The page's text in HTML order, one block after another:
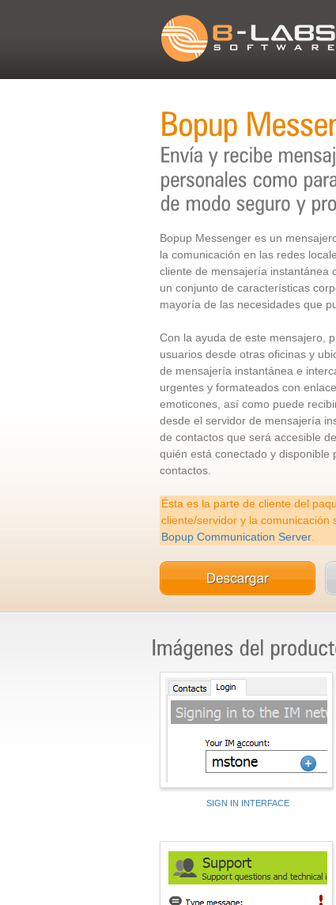
Bopup Messenger es un
la comunicación en las redes
cliente de mensajería instantánea
un conjunto de características
mayoría de las necesidades que
Con la ayuda de este mensajero,
usuarios desde otras oficinas y
de mensajería instantánea e
urgentes y formateados con
emoticones, así como puede
desde el servidor de mensajería
de contactos que será accesible
quién está conectado y disponible
contactos.
Ésta es la parte de cliente del
cliente/servidor y la comunicación
Bopup Communication Server
Sign In interface
SIGN IN INTERFACE